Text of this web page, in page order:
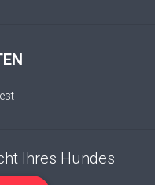
Ihres Hundes